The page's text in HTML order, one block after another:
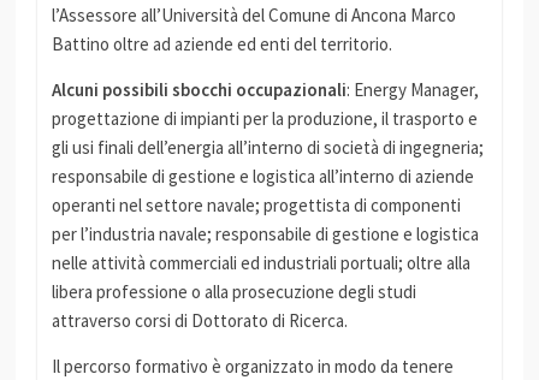
l’Assessore all’Università del Comune di Ancona Marco
Battino oltre ad aziende ed enti del territorio.
Alcuni possibili sbocchi occupazionali: Energy Manager,
progettazione di impianti per la produzione, il trasporto e
gli usi finali dell’energia all’interno di società di ingegneria;
responsabile di gestione e logistica all’interno di aziende
operanti nel settore navale; progettista di componenti
per l’industria navale; responsabile di gestione e logistica
nelle attività commerciali ed industriali portuali; oltre alla
libera professione o alla prosecuzione degli studi
attraverso corsi di Dottorato di Ricerca.
Il percorso formativo è organizzato in modo da tenere